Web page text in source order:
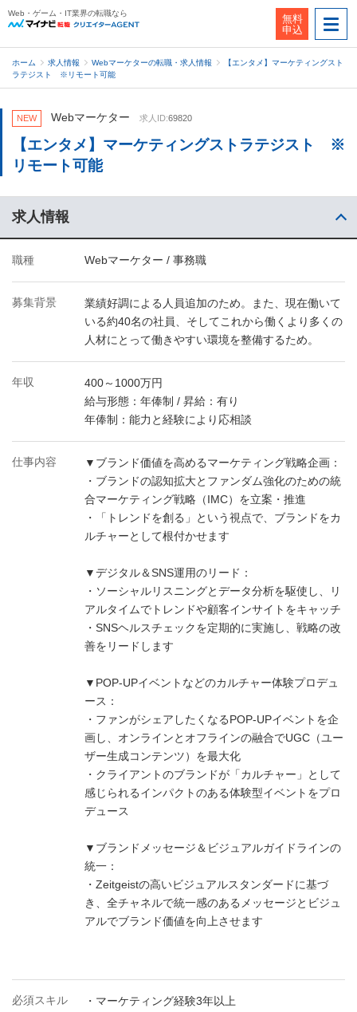
Web・ゲーム・IT業界の転職なら
無料
申込
ホーム 求人情報 Webマーケターの転職・求人情報
【エンタメ】マーケティングスト
ラテジスト ※リモート可能
NEW Webマーケター 求人ID:69820
【エンタメ】マーケティングストラテジスト ※
リモート可能
求人情報
職種 Webマーケター / 事務職
募集背景
業績好調による人員追加のため。また、現在働いて
いる約40名の社員、そしてこれから働くより多くの
人材にとって働きやすい環境を整備するため。
年収
400～1000万円
給与形態：年俸制 / 昇給：有り
年俸制：能力と経験により応相談
仕事内容
▼ブランド価値を高めるマーケティング戦略企画：
・ブランドの認知拡大とファンダム強化のための統
合マーケティング戦略（IMC）を立案・推進
・「トレンドを創る」という視点で、ブランドをカ
ルチャーとして根付かせます
▼デジタル＆SNS運用のリード：
・ソーシャルリスニングとデータ分析を駆使し、リ
アルタイムでトレンドや顧客インサイトをキャッチ
・SNSヘルスチェックを定期的に実施し、戦略の改
善をリードします
▼POP-UPイベントなどのカルチャー体験プロデュ
ース：
・ファンがシェアしたくなるPOP-UPイベントを企
画し、オンラインとオフラインの融合でUGC（ユー
ザー生成コンテンツ）を最大化
・クライアントのブランドが「カルチャー」として
感じられるインパクトのある体験型イベントをプロ
デュース
▼ブランドメッセージ＆ビジュアルガイドラインの
統一：
・Zeitgeistの高いビジュアルスタンダードに基づ
き、全チャネルで統一感のあるメッセージとビジュ
アルでブランド価値を向上させます
必須スキル
・マーケティング経験3年以上